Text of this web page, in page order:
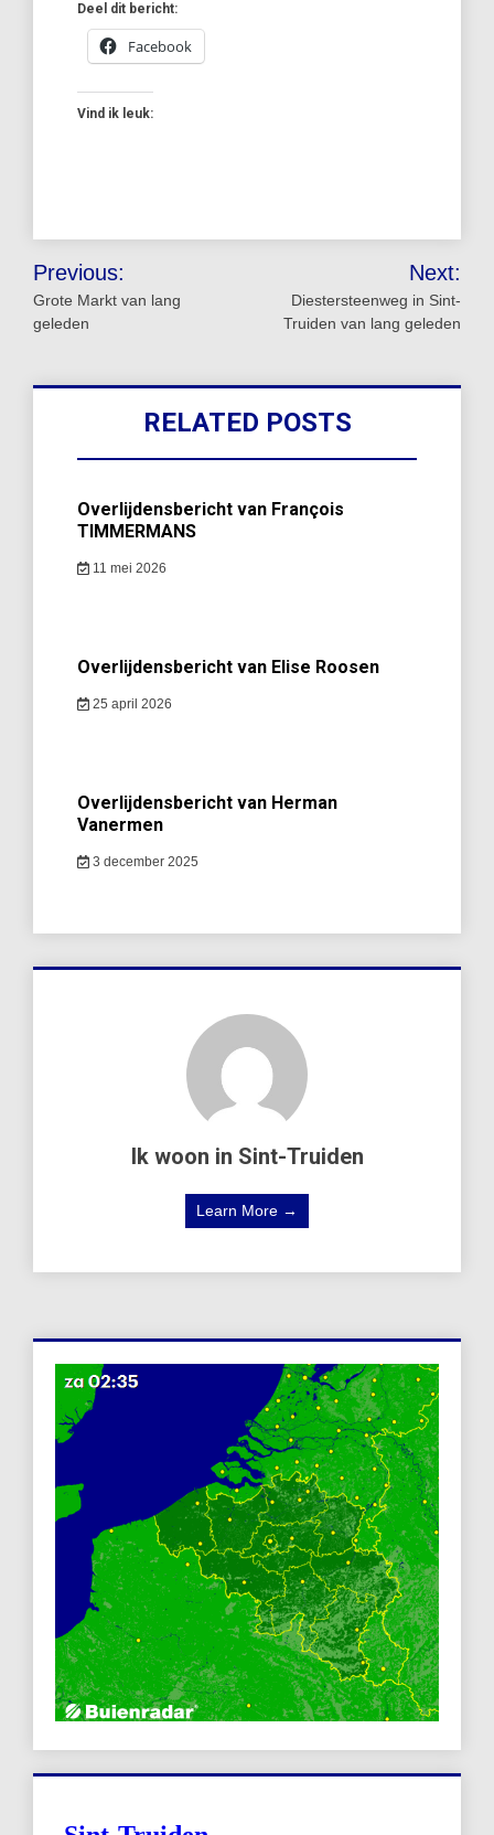
Deel dit bericht:
Facebook
Vind ik leuk:
Bericht
navigatie
Previous:
Grote Markt van lang
geleden
Next:
Diestersteenweg in Sint-
Truiden van lang geleden
RELATED POSTS
Overlijdensbericht van François
TIMMERMANS
11 mei 2026
Overlijdensbericht van Elise Roosen
25 april 2026
Overlijdensbericht van Herman
Vanermen
3 december 2025
Ik woon in Sint-Truiden
Learn More →